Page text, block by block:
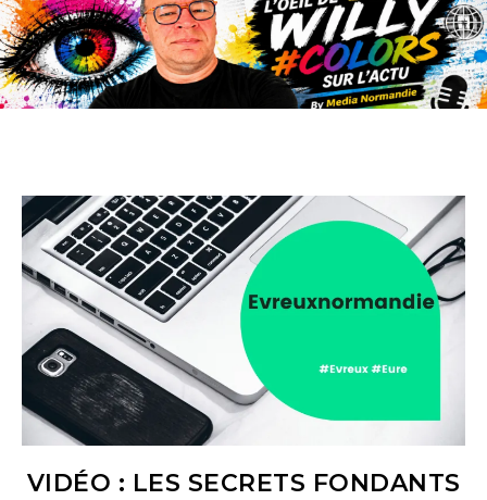
VIDÉO : LES SECRETS FONDANTS